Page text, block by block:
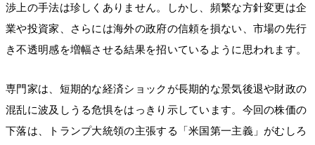
渉上の手法は珍しくありません。しかし、頻繁な方針変更は企
業や投資家、さらには海外の政府の信頼を損ない、市場の先行
き不透明感を増幅させる結果を招いているように思われます。
専門家は、短期的な経済ショックが長期的な景気後退や財政の
混乱に波及しうる危惧をはっきり示しています。今回の株価の
下落は、トランプ大統領の主張する「米国第一主義」がむしろ